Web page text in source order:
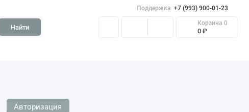
Поддержка +7 (993) 900-01-23
Найти
Корзина 0
0 ₽
Авторизация